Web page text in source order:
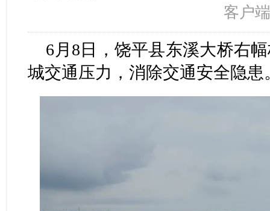
客户端
6月8日，饶平县东溪大桥右
城交通压力，消除交通安全隐患